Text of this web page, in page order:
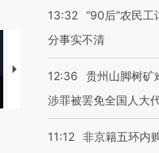
【推广】走进第四届链博
会，让数智科技“链”接产
【
有
13:32 “90后”农民
分事实不清
12:36
贵州山脚树矿
涉罪被罢免全国人大
11:12 非京籍五环内